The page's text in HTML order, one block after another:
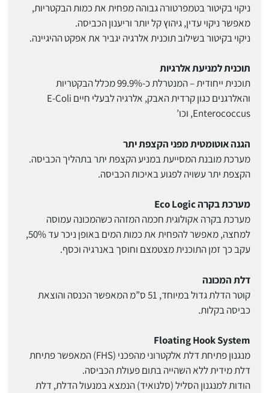
ניקוי בקיטור בטמפרטורה גבוהה מפחית את כמות הבקטריות,
מאפשר ניקוי עדין, גיהוץ קל יותר וריענון הכביסה.
ניקוי בקיטור בשילוב תוכנית אלרגיה יגביר את אפקט ההיגיינה.
תוכנית למניעת אלרגיות
תוכנית ייחודית – המנטרלת כ-99.9% מכלל הבקטריות
והאלרגנים כגון קרדית האבק, אלרגיה לבעלי חיים E-Coli
Enterococcus, וכו’
הגנה אוטומטית מפני הקצפת יתר
מערכת מובנת המסייעת במניע הקצפת יתר בתהליך הכביסה.
הקצפת יתר עשויה לפגוע באיכות הכביסה.
מערכת בקרה Eco Logic
מערכת בקרה אקולוגית חכמה המזהה כשהמכונה עמוסה
למחצה, מאפשר להפחית את כמות המים באופן ניכר עד 50%,
עקב כך זמן התוכנית מצטמצם וחוסך באנרגיה וכסף.
דלת המכונה
קוטר הדלת גדול במיוחד, 51 ס”מ המאפשר הכנסה והוצאת
כביסה בקלות.
Floating Hook System
מנגנון פתיחת דלת אלקטרוני מהפכני (FHS) המאפשר פתיחת
דלת מידית ללא השהייה בתום פעולת הכביסה.
הודות למנגנון הסליל (סלנואיד) הנמצא במנעול הדלת, דלת